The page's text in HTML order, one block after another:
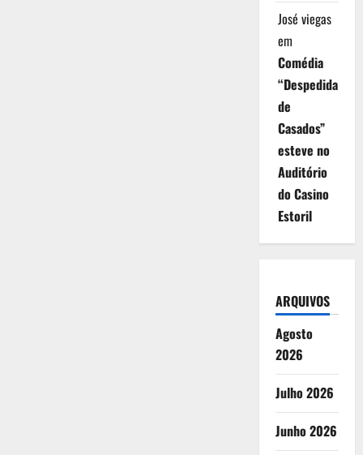
José viegas
em
Comédia
“Despedida
de
Casados”
esteve no
Auditório
do Casino
Estoril
ARQUIVOS
Agosto
2026
Julho 2026
Junho 2026